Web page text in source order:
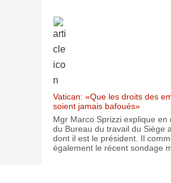
Vatican: «Que les droits des
soient jamais bafoués»
Mgr Marco Sprizzi explique en
du Bureau du travail du Siège
dont il est le président. Il
également le récent sondage